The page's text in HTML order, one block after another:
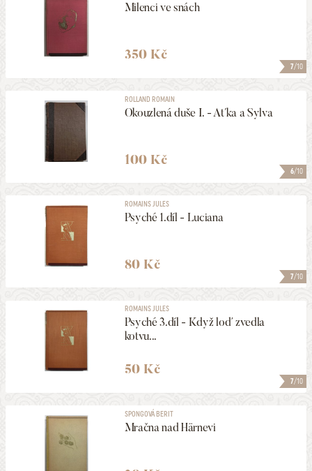
7/10
Milenci ve snách
350 Kč
6/10
ROLLAND ROMAIN
Okouzlená duše I. - Aťka a Sylva
100 Kč
7/10
ROMAINS JULES
Psyché 1.díl - Luciana
80 Kč
7/10
ROMAINS JULES
Psyché 3.díl - Když loď zvedla
kotvu...
50 Kč
SPONGOVÁ BERIT
Mračna nad Härnevi